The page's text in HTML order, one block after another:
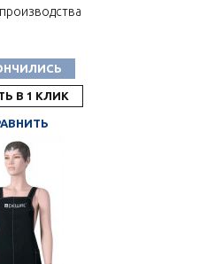
В 1 КЛИК